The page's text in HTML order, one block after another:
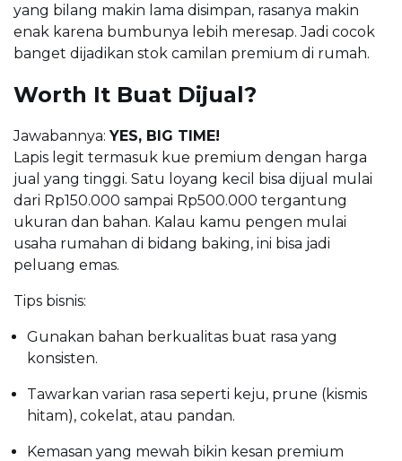
yang bilang makin lama disimpan, rasanya makin
enak karena bumbunya lebih meresap. Jadi cocok
banget dijadikan stok camilan premium di rumah.
Worth It Buat Dijual?
Jawabannya: YES, BIG TIME!
Lapis legit termasuk kue premium dengan harga
jual yang tinggi. Satu loyang kecil bisa dijual mulai
dari Rp150.000 sampai Rp500.000 tergantung
ukuran dan bahan. Kalau kamu pengen mulai
usaha rumahan di bidang baking, ini bisa jadi
peluang emas.
Tips bisnis:
Gunakan bahan berkualitas buat rasa yang
konsisten.
Tawarkan varian rasa seperti keju, prune (kismis
hitam), cokelat, atau pandan.
Kemasan yang mewah bikin kesan premium